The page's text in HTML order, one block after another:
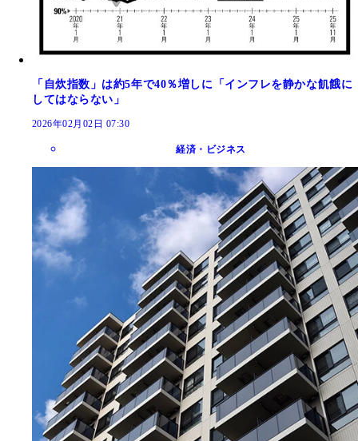
「自炊指数」は約5年で40％増しに「インフレを静かな飢餓に
してはならない」
2026年02月02日 07:30
経済・ビジネス